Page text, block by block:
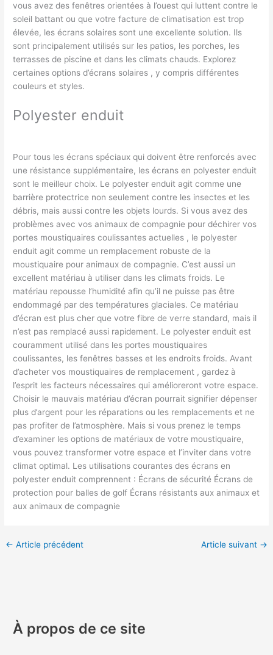
vous avez des fenêtres orientées à l’ouest qui luttent contre le
soleil battant ou que votre facture de climatisation est trop
élevée, les écrans solaires sont une excellente solution. Ils
sont principalement utilisés sur les patios, les porches, les
terrasses de piscine et dans les climats chauds. Explorez
certaines options d’écrans solaires , y compris différentes
couleurs et styles.
Polyester enduit
Pour tous les écrans spéciaux qui doivent être renforcés avec
une résistance supplémentaire, les écrans en polyester enduit
sont le meilleur choix. Le polyester enduit agit comme une
barrière protectrice non seulement contre les insectes et les
débris, mais aussi contre les objets lourds. Si vous avez des
problèmes avec vos animaux de compagnie pour déchirer vos
portes moustiquaires coulissantes actuelles , le polyester
enduit agit comme un remplacement robuste de la
moustiquaire pour animaux de compagnie. C’est aussi un
excellent matériau à utiliser dans les climats froids. Le
matériau repousse l’humidité afin qu’il ne puisse pas être
endommagé par des températures glaciales. Ce matériau
d’écran est plus cher que votre fibre de verre standard, mais il
n’est pas remplacé aussi rapidement. Le polyester enduit est
couramment utilisé dans les portes moustiquaires
coulissantes, les fenêtres basses et les endroits froids. Avant
d’acheter vos moustiquaires de remplacement , gardez à
l’esprit les facteurs nécessaires qui amélioreront votre espace.
Choisir le mauvais matériau d’écran pourrait signifier dépenser
plus d’argent pour les réparations ou les remplacements et ne
pas profiter de l’atmosphère. Mais si vous prenez le temps
d’examiner les options de matériaux de votre moustiquaire,
vous pouvez transformer votre espace et l’inviter dans votre
climat optimal. Les utilisations courantes des écrans en
polyester enduit comprennent : Écrans de sécurité Écrans de
protection pour balles de golf Écrans résistants aux animaux et
aux animaux de compagnie
← Article précédent Article suivant →
À propos de ce site